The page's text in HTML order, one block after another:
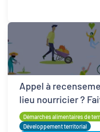
Appel à
lieu nourricier ?
Démarches alimentaires de
Développement territorial